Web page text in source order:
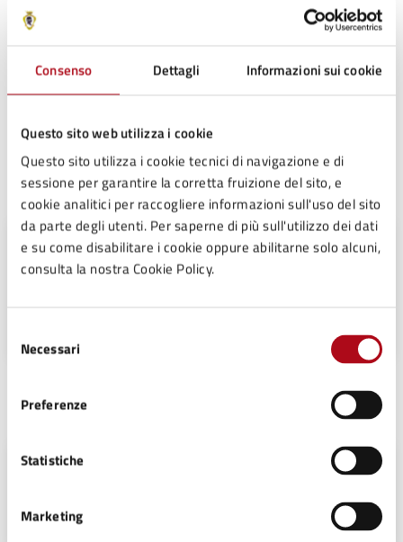
Consenso Dettagli Informazioni sui cookie
Questo sito web utilizza i cookie
Questo sito utilizza i cookie tecnici di navigazione e di
sessione per garantire la corretta fruizione del sito, e
cookie analitici per raccogliere informazioni sull'uso del sito
da parte degli utenti. Per saperne di più sull'utilizzo dei dati
e su come disabilitare i cookie oppure abilitarne solo alcuni,
consulta la nostra Cookie Policy.
delNecessari
Preferenze
Statistiche
Marketing
Per conoscere i dettagli di scadenze, requisiti e altre
di servizio.
Contatti
Looana Leddera
Unità organizzativa responsabile
Settore Segreteria - Affari Generali